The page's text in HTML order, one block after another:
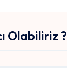
Olabiliriz ?